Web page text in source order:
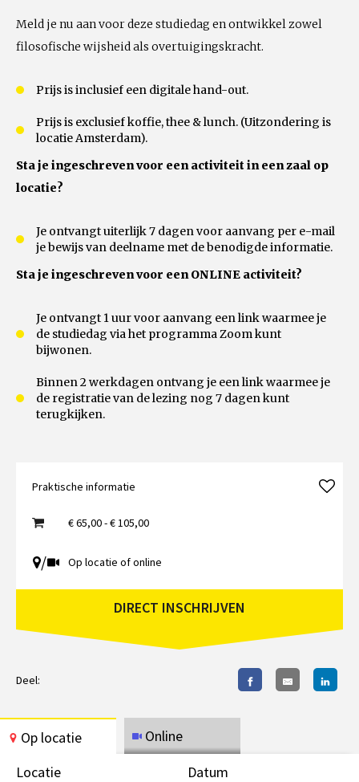
Meld je nu aan voor deze studiedag en ontwikkel zowel
filosofische wijsheid als overtuigingskracht.
Prijs is inclusief een digitale hand-out.
Prijs is exclusief koffie, thee & lunch. (Uitzondering is
locatie Amsterdam).
Sta je ingeschreven voor een activiteit in een zaal op
locatie?
Je ontvangt uiterlijk 7 dagen voor aanvang per e-mail
je bewijs van deelname met de benodigde informatie.
Sta je ingeschreven voor een ONLINE activiteit?
Je ontvangt 1 uur voor aanvang een link waarmee je
de studiedag via het programma Zoom kunt
bijwonen.
Binnen 2 werkdagen ontvang je een link waarmee je
de registratie van de lezing nog 7 dagen kunt
terugkijken.
Praktische informatie
€ 65,00 - € 105,00
/ Op locatie of online
DIRECT INSCHRIJVEN
Deel:
Op locatie
Online
Locatie
Datum